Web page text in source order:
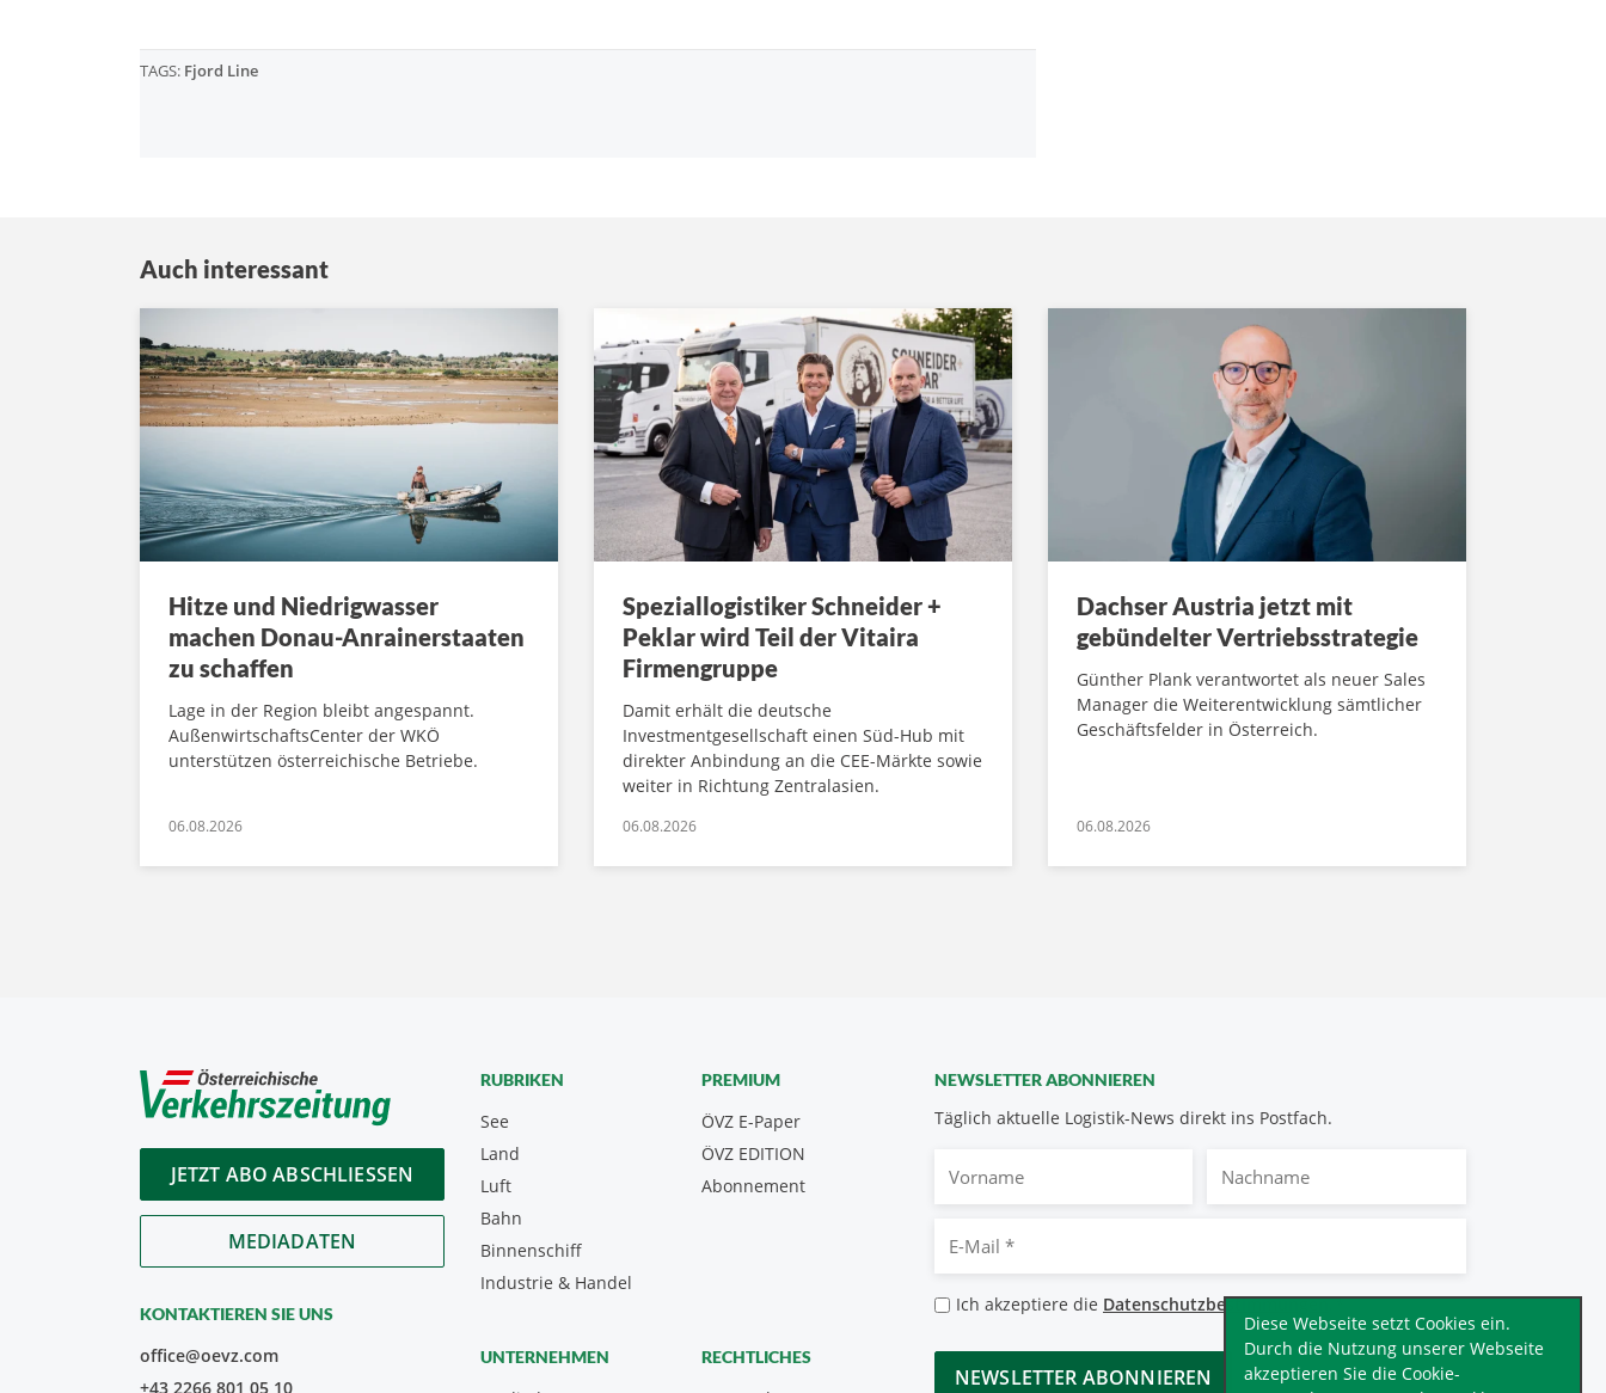
Diese Webseite setzt Cookies ein.
Durch die Nutzung unserer Webseite
akzeptieren Sie die Cookie-
TAGS: Fjord Line
Auch interessant
Hitze und Niedrigwasser
machen Donau-Anrainerstaaten
zu schaffen
Lage in der Region bleibt angespannt.
AußenwirtschaftsCenter der WKÖ
unterstützen österreichische Betriebe.
06.08.2026
Speziallogistiker Schneider +
Peklar wird Teil der Vitaira
Firmengruppe
Damit erhält die deutsche
Investmentgesellschaft einen Süd-Hub mit
direkter Anbindung an die CEE-Märkte sowie
weiter in Richtung Zentralasien.
06.08.2026
Dachser Austria jetzt mit
gebündelter Vertriebsstrategie
Günther Plank verantwortet als neuer Sales
Manager die Weiterentwicklung sämtlicher
Geschäftsfelder in Österreich.
06.08.2026
JETZT ABO ABSCHLIESSEN
MEDIADATEN
KONTAKTIEREN SIE UNS
office@oevz.com
+43 2266 801 05 10
NEWSLETTER ABONNIEREN
Täglich aktuelle Logistik-News direkt ins Postfach.
Mail
Datenschutzbestimmungen
Ich akzeptiere die Datenschutzbestimmungen.*
CAPTCHA
RUBRIKEN
See
Land
Luft
Bahn
Binnenschiff
Industrie & Handel
PREMIUM
ÖVZ E-Paper
Abonnement
ÖVZ EDITION
UNTERNEHMEN RECHTLICHES